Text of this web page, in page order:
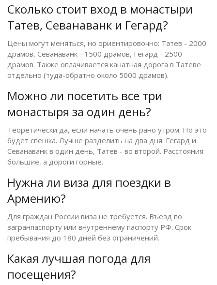
Сколько стоит вход в монастыри
Татев, Севанаванк и Гегард?
Цены могут меняться, но ориентировочно: Татев - 2000
драмов, Севанаванк - 1500 драмов, Гегард - 2500
драмов. Также оплачивается канатная дорога в Татеве
отдельно (туда-обратно около 5000 драмов).
Можно ли посетить все три
монастыря за один день?
Теоретически да, если начать очень рано утром. Но это
будет спешка. Лучше разделить на два дня: Гегард и
Севанаванк в один день, Татев - во второй. Расстояния
большие, а дороги горные.
Нужна ли виза для поездки в
Армению?
Для граждан России виза не требуется. Въезд по
загранпаспорту или внутреннему паспорту РФ. Срок
пребывания до 180 дней без ограничений.
Какая лучшая погода для
посещения?